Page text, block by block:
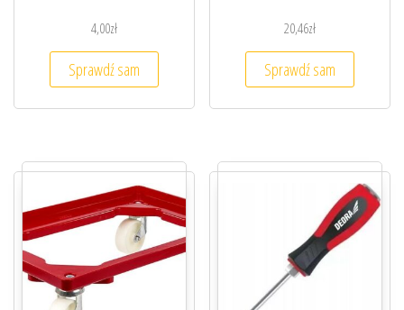
4,00zł
Sprawdź sam
20,46zł
Sprawdź sam